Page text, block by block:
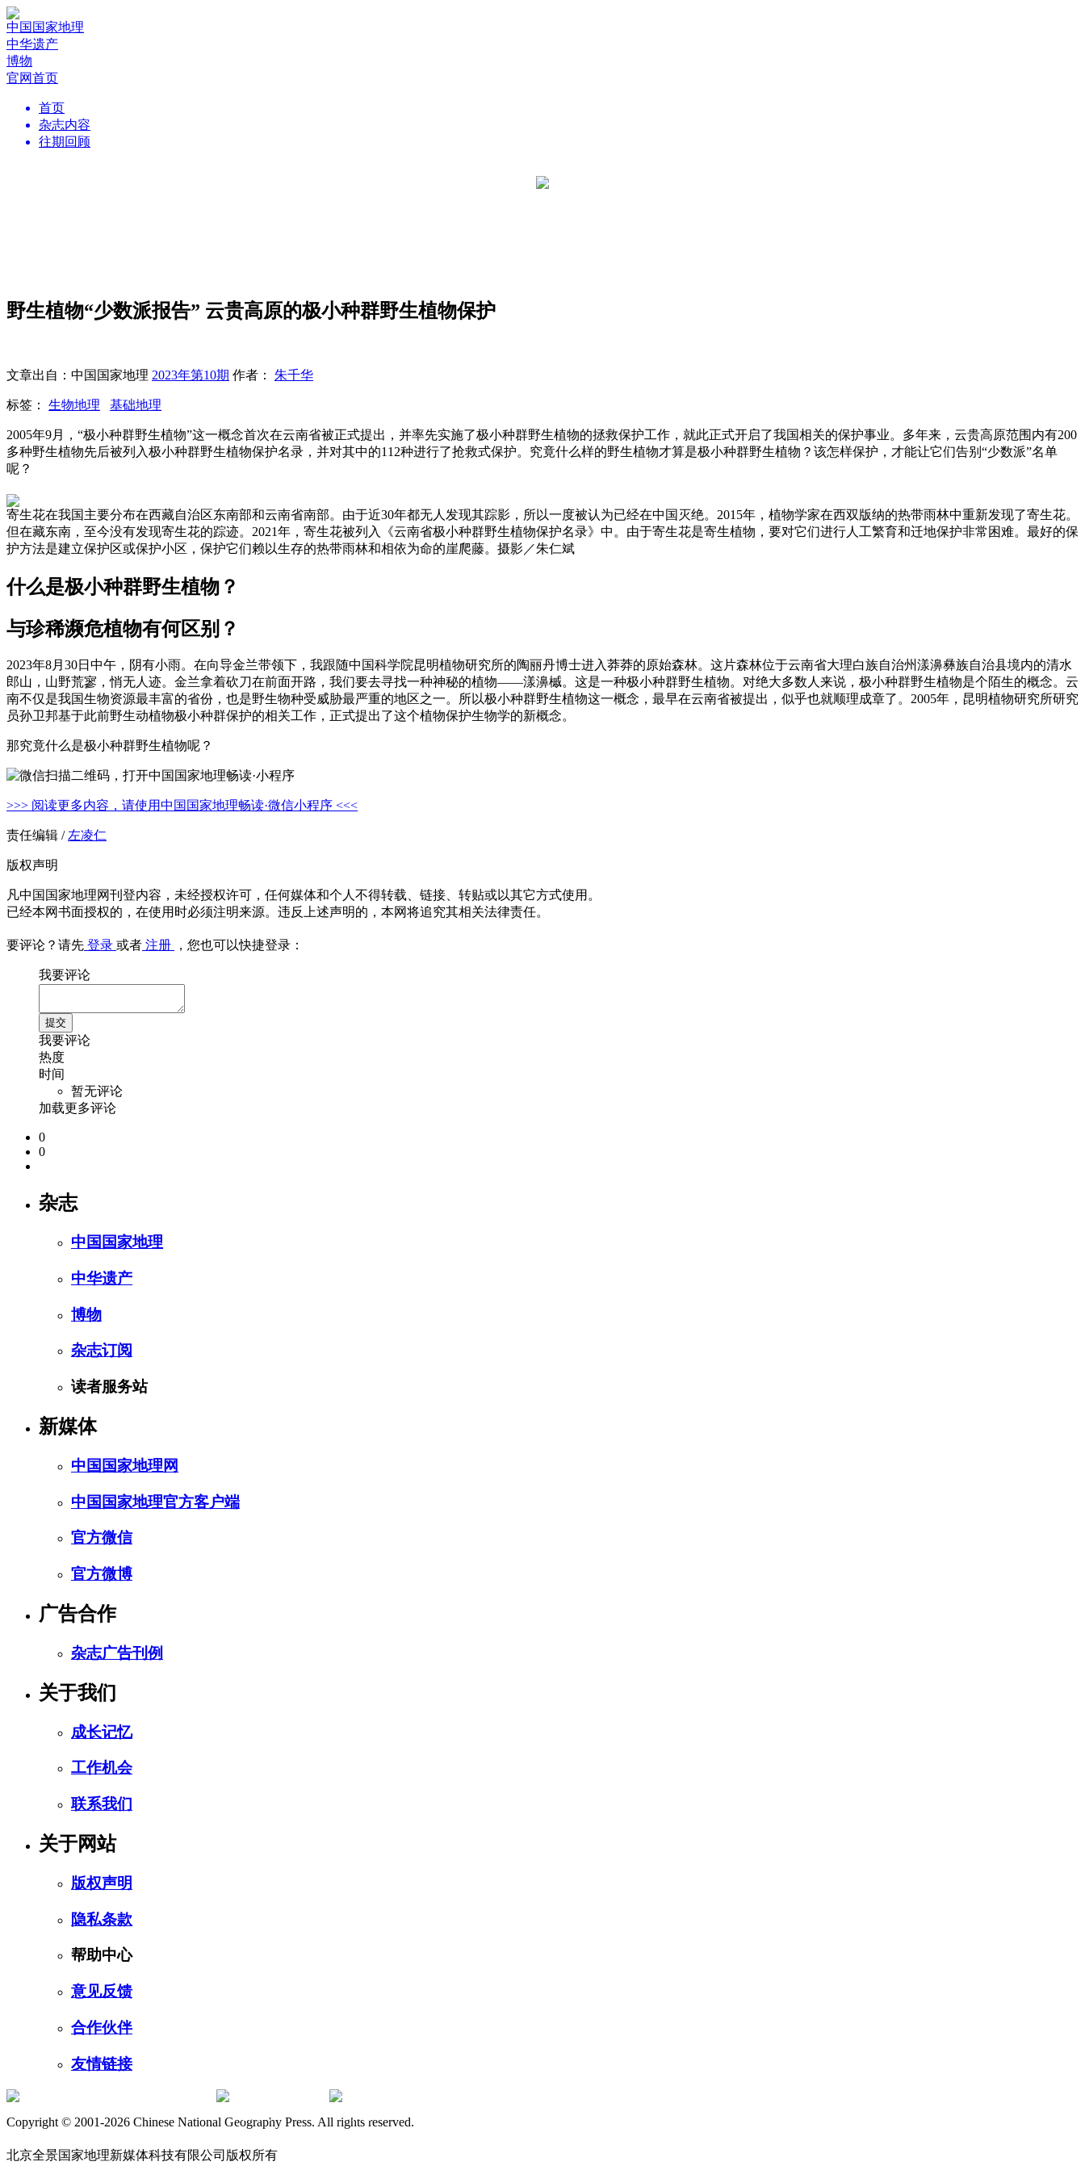
中国国家地理
中华遗产
博物
官网首页
首页
杂志内容
往期回顾
野生植物“少数派报告” 云贵高原的极小种群野生植物保护
文章出自：中国国家地理 2023年第10期 作者： 朱千华
标签： 生物地理 基础地理
2005年9月，“极小种群野生植物”这一概念首次在云南省被正式提出，并率先实施了极小种群野生植物的拯救保护工作，就此正式开启了我国相关的保护事业。多年来，云贵高原范围内有200
多种野生植物先后被列入极小种群野生植物保护名录，并对其中的112种进行了抢救式保护。究竟什么样的野生植物才算是极小种群野生植物？该怎样保护，才能让它们告别“少数派”名单
呢？
寄生花在我国主要分布在西藏自治区东南部和云南省南部。由于近30年都无人发现其踪影，所以一度被认为已经在中国灭绝。2015年，植物学家在西双版纳的热带雨林中重新发现了寄生花。
但在藏东南，至今没有发现寄生花的踪迹。2021年，寄生花被列入《云南省极小种群野生植物保护名录》中。由于寄生花是寄生植物，要对它们进行人工繁育和迁地保护非常困难。最好的保
护方法是建立保护区或保护小区，保护它们赖以生存的热带雨林和相依为命的崖爬藤。摄影／朱仁斌
什么是极小种群野生植物？
与珍稀濒危植物有何区别？
2023年8月30日中午，阴有小雨。在向导金兰带领下，我跟随中国科学院昆明植物研究所的陶丽丹博士进入莽莽的原始森林。这片森林位于云南省大理白族自治州漾濞彝族自治县境内的清水
郎山，山野荒寥，悄无人迹。金兰拿着砍刀在前面开路，我们要去寻找一种神秘的植物——漾濞槭。这是一种极小种群野生植物。对绝大多数人来说，极小种群野生植物是个陌生的概念。云
南不仅是我国生物资源最丰富的省份，也是野生物种受威胁最严重的地区之一。所以极小种群野生植物这一概念，最早在云南省被提出，似乎也就顺理成章了。2005年，昆明植物研究所研究
员孙卫邦基于此前野生动植物极小种群保护的相关工作，正式提出了这个植物保护生物学的新概念。
那究竟什么是极小种群野生植物呢？
>>> 阅读更多内容，请使用中国国家地理畅读·微信小程序 <<<
责任编辑 /左凌仁
版权声明
凡中国国家地理网刊登内容，未经授权许可，任何媒体和个人不得转载、链接、转贴或以其它方式使用。
已经本网书面授权的，在使用时必须注明来源。违反上述声明的，本网将追究其相关法律责任。
要评论？请先 登录 或者 注册 ，您也可以快捷登录：
我要评论
我要评论
热度
时间
暂无评论
加载更多评论
0
0
杂志
中国国家地理
中华遗产
博物
杂志订阅
读者服务站
新媒体
中国国家地理网
中国国家地理官方客户端
官方微信
官方微博
广告合作
杂志广告刊例
关于我们
成长记忆
工作机会
联系我们
关于网站
版权声明
隐私条款
帮助中心
意见反馈
合作伙伴
友情链接
订阅号 服务号
Copyright © 2001-2026 Chinese National Geography Press. All rights reserved.
北京全景国家地理新媒体科技有限公司版权所有